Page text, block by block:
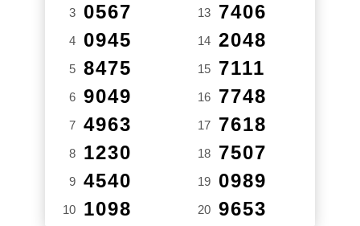
3 0567
4 0945
5 8475
6 9049
7 4963
8 1230
9 4540
10 1098
13 7406
14 2048
15 7111
16 7748
17 7618
18 7507
19 0989
20 9653